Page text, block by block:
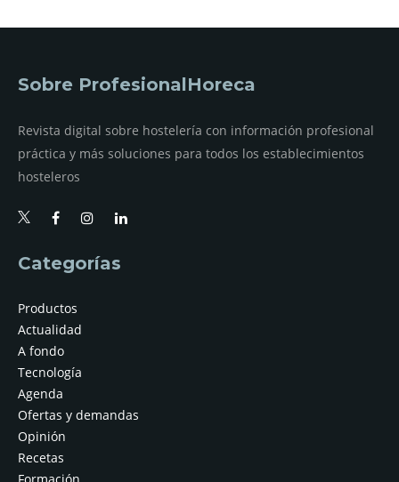
Sobre ProfesionalHoreca
Revista digital sobre hostelería con información profesional
práctica y más soluciones para todos los establecimientos
hosteleros
Categorías
Productos
Actualidad
A fondo
Tecnología
Agenda
Ofertas y demandas
Opinión
Recetas